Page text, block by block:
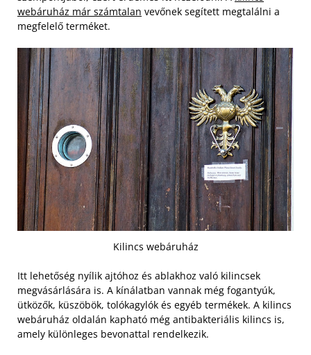
webáruház már számtalan vevőnek segített megtalálni a
megfelelő terméket.
Kilincs webáruház
Itt lehetőség nyílik ajtóhoz és ablakhoz való kilincsek
megvásárlására is. A kínálatban vannak még fogantyúk,
ütközők, küszöbök, tolókagylók és egyéb termékek. A kilincs
webáruház oldalán kapható még antibakteriális kilincs is,
amely különleges bevonattal rendelkezik.